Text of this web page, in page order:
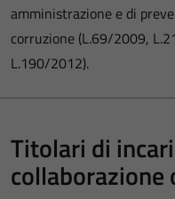
amministrazione e di
corruzione (L.69/2009,
L.190/2012).
Titolari di
collaborazione